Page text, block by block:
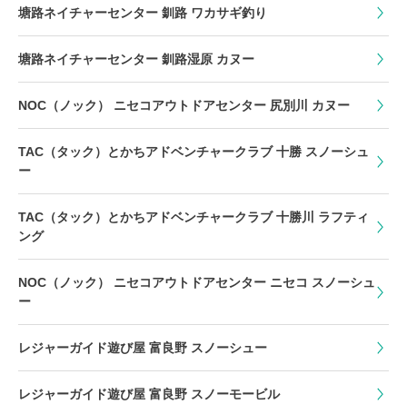
塘路ネイチャーセンター 釧路 ワカサギ釣り
塘路ネイチャーセンター 釧路湿原 カヌー
NOC（ノック） ニセコアウトドアセンター 尻別川 カヌー
TAC（タック）とかちアドベンチャークラブ 十勝 スノーシュ
ー
TAC（タック）とかちアドベンチャークラブ 十勝川 ラフティ
ング
NOC（ノック） ニセコアウトドアセンター ニセコ スノーシュ
ー
レジャーガイド遊び屋 富良野 スノーシュー
レジャーガイド遊び屋 富良野 スノーモービル